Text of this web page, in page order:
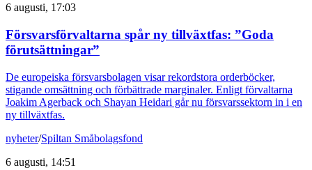
6 augusti, 17:03
Försvarsförvaltarna spår ny tillväxtfas: ”Goda
förutsättningar”
De europeiska försvarsbolagen visar rekordstora orderböcker,
stigande omsättning och förbättrade marginaler. Enligt förvaltarna
Joakim Agerback och Shayan Heidari går nu försvarssektorn in i en
ny tillväxtfas.
nyheter/Spiltan Småbolagsfond
6 augusti, 14:51